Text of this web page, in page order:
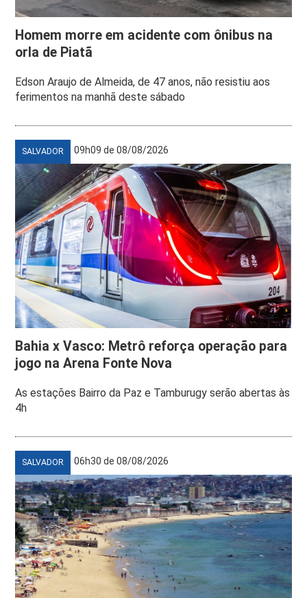
Homem morre em acidente com ônibus na
orla de Piatã
Edson Araujo de Almeida, de 47 anos, não resistiu aos
ferimentos na manhã deste sábado
SALVADOR 09h09 de 08/08/2026
Bahia x Vasco: Metrô reforça operação para
jogo na Arena Fonte Nova
As estações Bairro da Paz e Tamburugy serão abertas às
4h
SALVADOR 06h30 de 08/08/2026